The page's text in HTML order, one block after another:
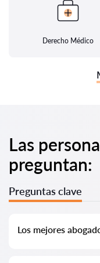
Derecho Médico
Las
preguntan:
Preguntas clave
Los mejores